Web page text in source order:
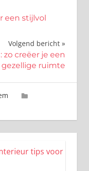
een stijlvol
Volgend bericht
creëer je een
ruimte
tips voor